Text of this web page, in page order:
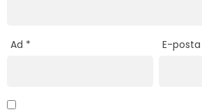
Ad * E-posta